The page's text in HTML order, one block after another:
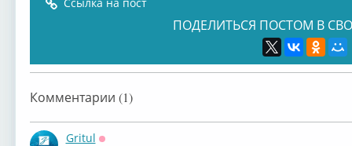
ПОДЕЛИТЬСЯ ПОСТОМ В
Комментарии (1)
Gritul